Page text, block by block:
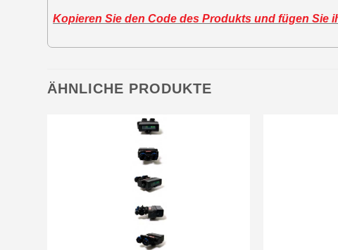
Kopieren Sie den Code des Produkts und fügen Sie
ÄHNLICHE PRODUKTE